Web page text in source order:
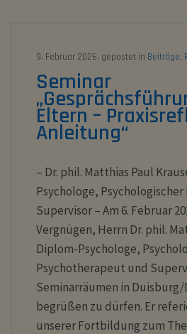
9. Februar 2026, gepostet in Beiträge,
Seminar
Eltern –
Anleitung“
– Dr. phil. Matthias Paul
Psychologe,
Supervisor – Am 6. Februar
Vergnügen, Herrn Dr. phil.
Diplom-Psychologe,
Psychotherapeut und
Seminarräumen in Duisburg/
begrüßen zu dürfen. Er
unserer Fortbildung zum